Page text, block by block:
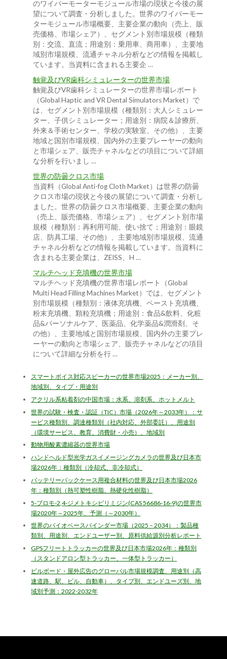
のワイパーモーターモジュール市場の現状と今後の展
望について調査・分析しました。世界のワイパーモー
ターモジュール市場概要、主要企業の動向（売上、販
売価格、市場シェア）、セグメント別市場規模（種類
別：交流、直流；用途別：乗用車、商用車）、主要地
域別市場規模、流通チャネル分析などの情報を掲載し
ています。当資料に含まれる主要企 …
触覚及びVR歯科シミュレーターの世界市場
触覚及びVR歯科シミュレーターの世界市場レポート
（Global Haptic and VR Dental Simulators Market）で
は、セグメント別市場規模（種類別：大人シミュレー
ター、子供シミュレーター；用途別：病院＆診療所、
外来＆手術センター、学校の実験室、その他）、主要
地域と国別市場規模、国内外の主要プレーヤーの動向
と市場シェア、販売チャネルなどの項目について詳細
な分析を行いまし …
世界の防曇クロス市場
当資料（Global Anti-fog Cloth Market）は世界の防曇
クロス市場の現状と今後の展望について調査・分析し
ました。世界の防曇クロス市場概要、主要企業の動向
（売上、販売価格、市場シェア）、セグメント別市場
規模（種類別：再利用可能、使い捨て；用途別：眼鏡
店、防具工場、その他）、主要地域別市場規模、流通
チャネル分析などの情報を掲載しています。当資料に
含まれる主要企業は、ZEISS、H …
マルチヘッド充填機の世界市場
マルチヘッド充填機の世界市場レポート（Global
Multi Head Filling Machines Market）では、セグメント
別市場規模（種類別：液体充填機、ペースト充填機、
粉末充填機、顆粒充填機；用途別：食品&飲料、化粧
品&パーソナルケア、医薬品、化学薬品&潤滑剤、そ
の他）、主要地域と国別市場規模、国内外の主要プレ
ーヤーの動向と市場シェア、販売チャネルなどの項目
について詳細な分析を行 …
スマートボイス対応スピーカーの世界市場2025：メーカー別、
地域別、タイプ・用途別
アクリル系粘着剤の中国市場：水系、溶剤系、ホットメルト
世界の試験・検査・認証（TIC）市場（2026年～2033年）：サ
ービス種類別、調達種類別（社内対応、外部委託）、用途別
（環境サービス、教育、消費財・小売）、地域別
動物用酸素濃縮器の世界市場
ハンドヘルド型光学ガスイメージングカメラの世界及び日本市
場2026年：種類別（冷却式、非冷却式）
バッテリーパックケース用複合材料の世界及び日本市場2026
年：種類別（熱可塑性樹脂、熱硬化性樹脂）
5-ブロモ-2,4-ジメトキシピリミジン(CAS 56686-16-9)の世界市
場2020年～2025年、予測（～2030年）
世界のバイオベースバインダー市場（2025 – 2034）：製品種
類別、用途別、エンドユーザー別、原料供給源別分析レポート
GPSフリートトラッカーの世界及び日本市場2026年：種類別
（スタンドアロン型トラッカー、一体型トラッカー）
ビルボード・屋外広告のグローバル市場規模調査、用途別（高
速道路、駅、ビル、自動車）、タイプ別、エンドユーズ別、地
域別予測：2022-2032年